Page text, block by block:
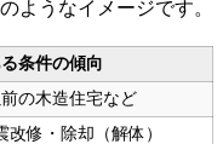
ようなイメージです。
条件の傾向
の木造住宅など
改修・除却（解体）